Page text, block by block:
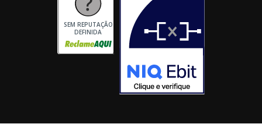
SEM REPUTAÇÃO
DEFINIDA